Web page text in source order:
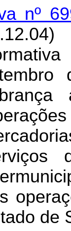
nº
de